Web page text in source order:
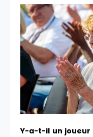
Y-a-t-il un joueur